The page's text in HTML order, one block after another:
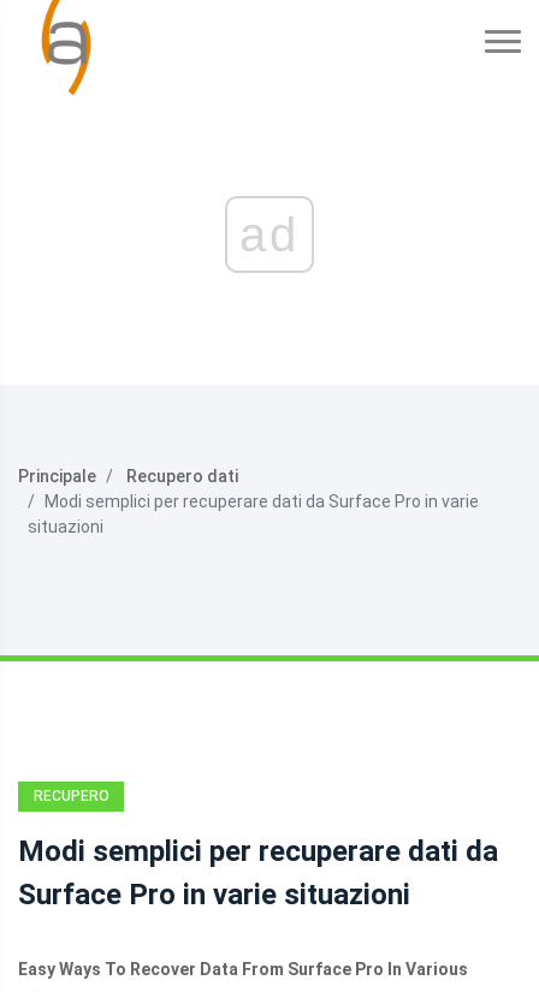
ad
Principale
Recupero dati
Modi semplici per recuperare dati da Surface Pro in varie
situazioni
RECUPERO
Modi semplici per recuperare dati da
Surface Pro in varie situazioni
Easy Ways To Recover Data From Surface Pro In Various